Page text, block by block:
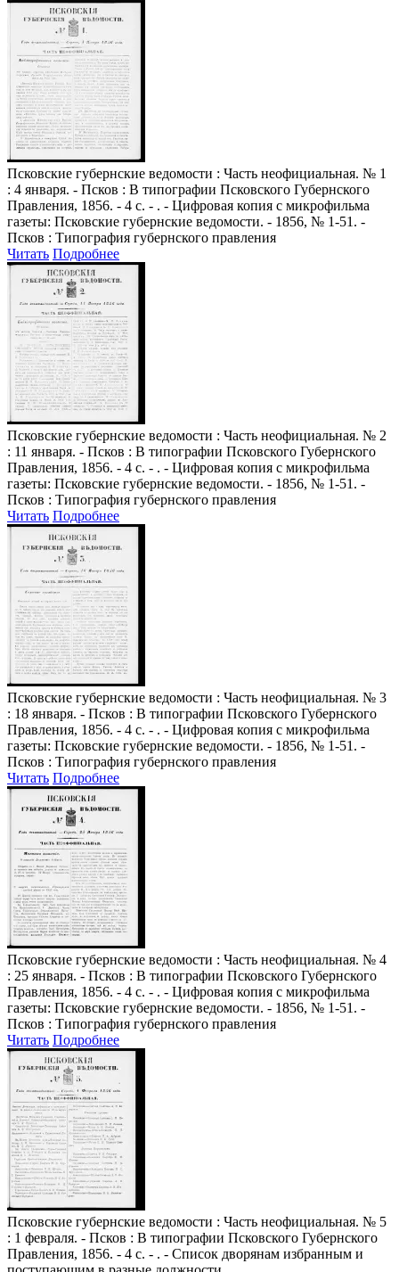
Псковские губернские ведомости : Часть неофициальная. № 1
: 4 января. - Псков : В типографии Псковского Губернского
Правления, 1856. - 4 с. - . - Цифровая копия с микрофильма
газеты: Псковские губернские ведомости. - 1856, № 1-51. -
Псков : Типография губернского правления
Читать Подробнее
Псковские губернские ведомости : Часть неофициальная. № 2
: 11 января. - Псков : В типографии Псковского Губернского
Правления, 1856. - 4 с. - . - Цифровая копия с микрофильма
газеты: Псковские губернские ведомости. - 1856, № 1-51. -
Псков : Типография губернского правления
Читать Подробнее
Псковские губернские ведомости : Часть неофициальная. № 3
: 18 января. - Псков : В типографии Псковского Губернского
Правления, 1856. - 4 с. - . - Цифровая копия с микрофильма
газеты: Псковские губернские ведомости. - 1856, № 1-51. -
Псков : Типография губернского правления
Читать Подробнее
Псковские губернские ведомости : Часть неофициальная. № 4
: 25 января. - Псков : В типографии Псковского Губернского
Правления, 1856. - 4 с. - . - Цифровая копия с микрофильма
газеты: Псковские губернские ведомости. - 1856, № 1-51. -
Псков : Типография губернского правления
Читать Подробнее
Псковские губернские ведомости : Часть неофициальная. № 5
: 1 февраля. - Псков : В типографии Псковского Губернского
Правления, 1856. - 4 с. - . - Список дворянам избранным и